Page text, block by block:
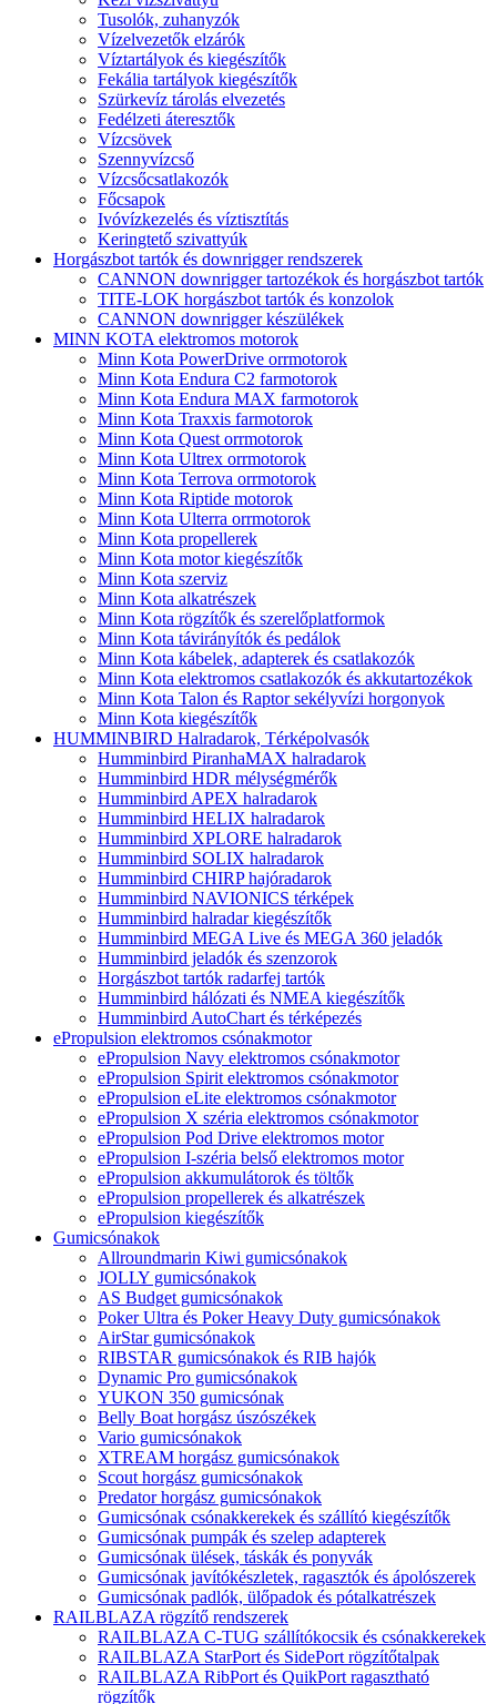
Tusolók, zuhanyzók
Vízelvezetők elzárók
Víztartályok és kiegészítők
Fekália tartályok kiegészítők
Szürkevíz tárolás elvezetés
Fedélzeti áteresztők
Vízcsövek
Szennyvízcső
Vízcsőcsatlakozók
Főcsapok
Ivóvízkezelés és víztisztítás
Keringtető szivattyúk
Horgászbot tartók és downrigger rendszerek
CANNON downrigger tartozékok és horgászbot tartók
TITE-LOK horgászbot tartók és konzolok
CANNON downrigger készülékek
MINN KOTA elektromos motorok
Minn Kota PowerDrive orrmotorok
Minn Kota Endura C2 farmotorok
Minn Kota Endura MAX farmotorok
Minn Kota Traxxis farmotorok
Minn Kota Quest orrmotorok
Minn Kota Ultrex orrmotorok
Minn Kota Terrova orrmotorok
Minn Kota Riptide motorok
Minn Kota Ulterra orrmotorok
Minn Kota propellerek
Minn Kota motor kiegészítők
Minn Kota szerviz
Minn Kota alkatrészek
Minn Kota rögzítők és szerelőplatformok
Minn Kota távirányítók és pedálok
Minn Kota kábelek, adapterek és csatlakozók
Minn Kota elektromos csatlakozók és akkutartozékok
Minn Kota Talon és Raptor sekélyvízi horgonyok
Minn Kota kiegészítők
HUMMINBIRD Halradarok, Térképolvasók
Humminbird PiranhaMAX halradarok
Humminbird HDR mélységmérők
Humminbird APEX halradarok
Humminbird HELIX halradarok
Humminbird XPLORE halradarok
Humminbird SOLIX halradarok
Humminbird CHIRP hajóradarok
Humminbird NAVIONICS térképek
Humminbird halradar kiegészítők
Humminbird MEGA Live és MEGA 360 jeladók
Humminbird jeladók és szenzorok
Horgászbot tartók radarfej tartók
Humminbird hálózati és NMEA kiegészítők
Humminbird AutoChart és térképezés
ePropulsion elektromos csónakmotor
ePropulsion Navy elektromos csónakmotor
ePropulsion Spirit elektromos csónakmotor
ePropulsion eLite elektromos csónakmotor
ePropulsion X széria elektromos csónakmotor
ePropulsion Pod Drive elektromos motor
ePropulsion I-széria belső elektromos motor
ePropulsion akkumulátorok és töltők
ePropulsion propellerek és alkatrészek
ePropulsion kiegészítők
Gumicsónakok
Allroundmarin Kiwi gumicsónakok
JOLLY gumicsónakok
AS Budget gumicsónakok
Poker Ultra és Poker Heavy Duty gumicsónakok
AirStar gumicsónakok
RIBSTAR gumicsónakok és RIB hajók
Dynamic Pro gumicsónakok
YUKON 350 gumicsónak
Belly Boat horgász úszószékek
Vario gumicsónakok
XTREAM horgász gumicsónakok
Scout horgász gumicsónakok
Predator horgász gumicsónakok
Gumicsónak csónakkerekek és szállító kiegészítők
Gumicsónak pumpák és szelep adapterek
Gumicsónak ülések, táskák és ponyvák
Gumicsónak javítókészletek, ragasztók és ápolószerek
Gumicsónak padlók, ülőpadok és pótalkatrészek
RAILBLAZA rögzítő rendszerek
RAILBLAZA C-TUG szállítókocsik és csónakkerekek
RAILBLAZA StarPort és SidePort rögzítőtalpak
RAILBLAZA RibPort és QuikPort ragasztható
rögzítők